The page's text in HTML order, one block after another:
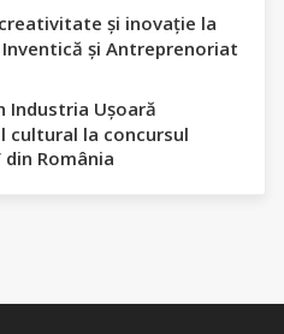
și inovație la
și Antreprenoriat
Industria Ușoară
cultural la concursul
România